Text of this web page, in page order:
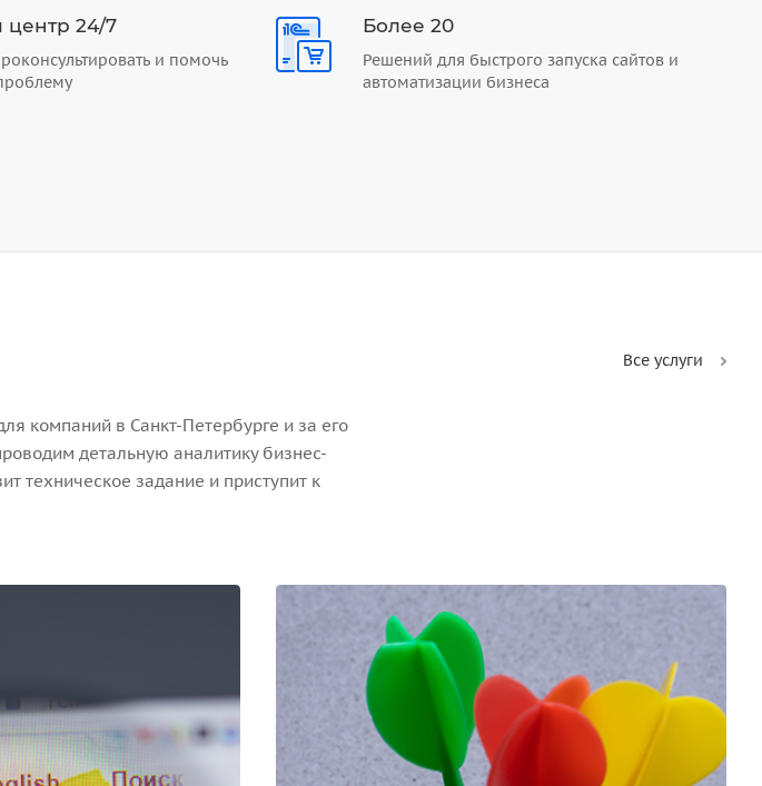
24/7
и помочь
Более 20
Решений для быстрого запуска сайтов и
автоматизации бизнеса
Все услуги
компаний в Санкт-Петербурге и за его
детальную аналитику бизнес-
техническое задание и приступит к